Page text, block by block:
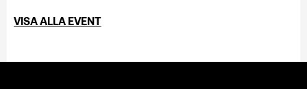
VISA ALLA EVENT